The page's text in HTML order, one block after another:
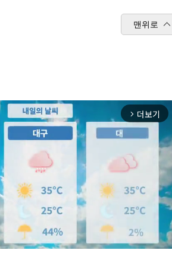
맨위로
arrow_forward_ios 더보기